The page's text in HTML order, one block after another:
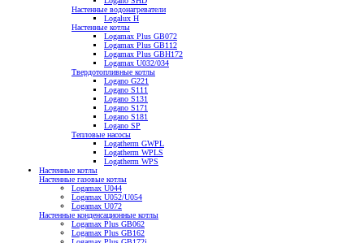
Настенные водонагреватели
Logalux H
Настенные котлы
Logamax Plus GB072
Logamax Plus GB112
Logamax Plus GBH172
Logamax U032/034
Твердотопливные котлы
Logano G221
Logano S111
Logano S131
Logano S171
Logano S181
Logano SP
Тепловые насосы
Logatherm GWPL
Logatherm WPLS
Logatherm WPS
Настенные котлы
Настенные газовые котлы
Logamax U044
Logamax U052/U054
Logamax U072
Настенные конденсационные котлы
Logamax Plus GB062
Logamax Plus GB162